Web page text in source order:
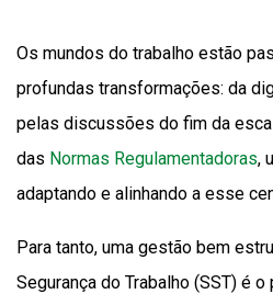
Os mundos do trabalho estão
profundas transformações: da
pelas discussões do fim da
das Normas Regulamentadoras,
adaptando e alinhando a esse
Para tanto, uma gestão bem
Segurança do Trabalho (SST) é